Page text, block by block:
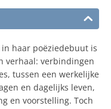
haar poëziedebuut is
verhaal: verbindingen
tussen een werkelijke
en dagelijks leven,
en voorstelling. Toch